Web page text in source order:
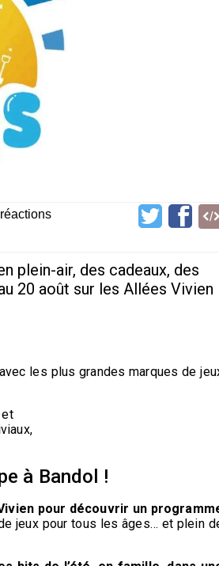
réactions
plein-air, des cadeaux, des
20 août sur les Allées Vivien
les plus grandes marques de
et
à Bandol !
pour découvrir un
jeux pour tous les âges… et plein